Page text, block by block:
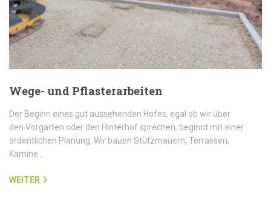
Wege- und Pflasterarbeiten
Der Beginn eines gut aussehenden Hofes, egal ob wir über
den Vorgarten oder den Hinterhof sprechen, beginnt mit einer
ordentlichen Planung. Wir bauen Stützmauern, Terrassen,
Kamine…
WEITER